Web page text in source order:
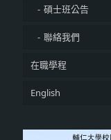
碩士班公告
聯絡我們
在職學程
English